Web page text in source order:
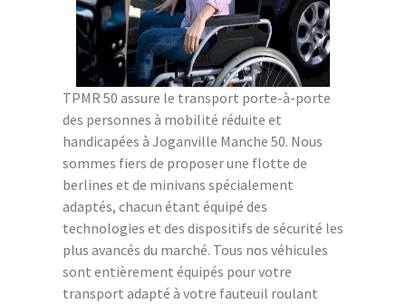
TPMR 50 assure le transport porte-à-porte
des personnes à mobilité réduite et
handicapées à Joganville Manche 50. Nous
sommes fiers de proposer une flotte de
berlines et de minivans spécialement
adaptés, chacun étant équipé des
technologies et des dispositifs de sécurité les
plus avancés du marché. Tous nos véhicules
sont entièrement équipés pour votre
transport adapté à votre fauteuil roulant